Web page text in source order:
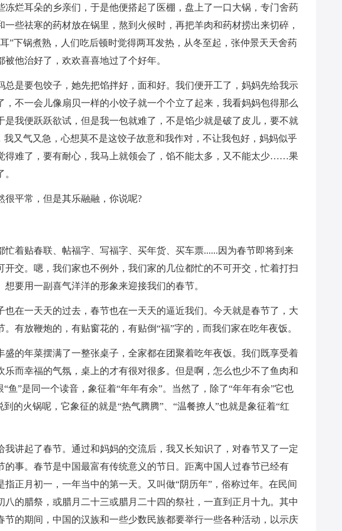
冻烂耳朵的乡亲们，于是他便搭起了医棚，盘上了一口大锅，专门舍药
些祛寒的药材放在锅里，熬到火候时，再把羊肉和药材捞出来切碎，
”下锅煮熟，人们吃后顿时觉得两耳发热，从冬至起，张仲景天天舍药
他治好了，欢欢喜喜地过了个好年。
总是要包饺子，她先把馅拌好，面和好。我们便开工了，妈妈先给我示
，不一会儿像扇贝一样的小饺子就一个个立了起来，我看妈妈包得那么
是我便跃跃欲试，但是我一包就难了，不是馅少就是破了皮儿，要不就
我又气又急，心想莫不是这饺子故意和我作对，不让我包好，妈妈似乎
得难了，要有耐心，我马上就领会了，馅不能太多，又不能太少……果
很平常，但是其乐融融，你说呢?
忙着贴春联、帖福字、写福字、买年货、买车票......因为春节即将到来
开交。嗯，我们家也不例外，我们家的几位都忙的不可开交，忙着打扫
要用一副喜气洋洋的形象来迎接我们的春节。
也在一天天的过去，春节也在一天天的逼近我们。今天就是春节了，大
有放鞭炮的，有贴窗花的，有贴倒“福”字的，而我们家在吃年夜饭。
盛的年菜摆满了一整张桌子，全家都在团聚着吃年夜饭。我们既享受着
乐而幸福的气氛，桌上的才有很对很多。但是啊，怎么也少不了鱼肉和
鱼”是同一个读音，象征着“年年有余”。当然了，除了“年年有余”它也
的火锅呢，它象征的就是“热气腾腾”、“温餐撩人”也就是象征着“红
我讲起了春节。通过和妈妈的交流后，我又长知识了，对春节又了一定
的事。春节是中国最富有传统意义的节日。距离中国人过春节已经有
指正月初一，一年当中的第一天。又叫做“阴历年”，俗称过年。在民间
八的腊祭，或腊月二十三或腊月二十四的祭社，一直到正月十九。其中
节的期间，中国的汉族和一些少数民族都要举行一些各种活动，以示庆